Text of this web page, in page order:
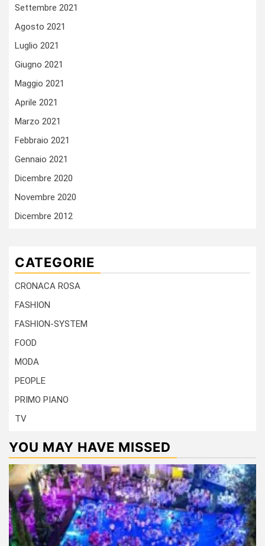
Settembre 2021
Agosto 2021
Luglio 2021
Giugno 2021
Maggio 2021
Aprile 2021
Marzo 2021
Febbraio 2021
Gennaio 2021
Dicembre 2020
Novembre 2020
Dicembre 2012
CATEGORIE
CRONACA ROSA
FASHION
FASHION-SYSTEM
FOOD
MODA
PEOPLE
PRIMO PIANO
TV
YOU MAY HAVE MISSED